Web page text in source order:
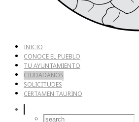
INICIO
CONOCE EL PUEBLO
TU AYUNTAMIENTO
CIUDADANOS
SOLICITUDES
CERTAMEN TAURINO